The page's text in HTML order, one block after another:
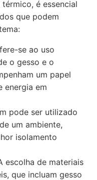
é essencial
que podem
se ao uso
o gesso e o
um papel
energia em
pode ser utilizado
um ambiente,
isolamento
escolha de materiais
que incluam gesso